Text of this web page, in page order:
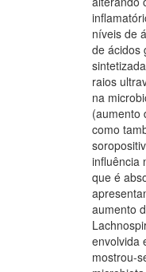
níveis de
de ácidos
raios
na
(aumento
como
influência
que é
aumento
envolvida
mostrou-